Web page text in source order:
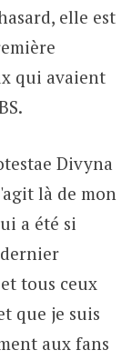
elle est
qui avaient
Divyna
là de mon
a été si
tous ceux
que je suis
aux fans